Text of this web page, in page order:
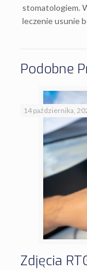
stomatologiem.
leczenie usunie
Podobne
14 października,
Zdjęcia